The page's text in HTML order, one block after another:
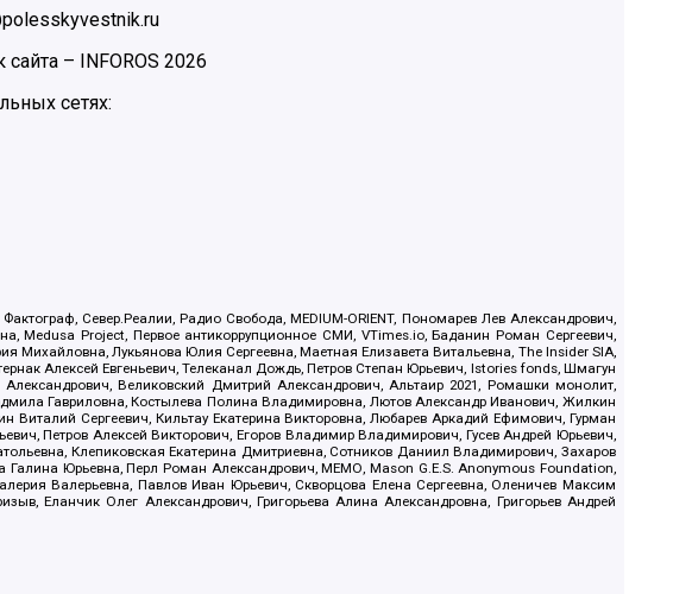
сайта – INFOROS 2026
сетях:
Север.Реалии, Радио Свобода, MEDIUM-ORIENT, Пономарев Лев Александрович,
Medusa Project, Первое антикоррупционное СМИ, VTimes.io, Баданин Роман Сергеевич,
Лукьянова Юлия Сергеевна, Маетная Елизавета Витальевна, The Insider SIA,
Алексей Евгеньевич, Телеканал Дождь, Петров Степан Юрьевич, Istories fonds, Шмагун
Великовский Дмитрий Александрович, Альтаир 2021, Ромашки монолит,
Гавриловна, Костылева Полина Владимировна, Лютов Александр Иванович, Жилкин
Сергеевич, Кильтау Екатерина Викторовна, Любарев Аркадий Ефимович, Гурман
Петров Алексей Викторович, Егоров Владимир Владимирович, Гусев Андрей Юрьевич,
Клепиковская Екатерина Дмитриевна, Сотников Даниил Владимирович, Захаров
Галина Юрьевна, Перл Роман Александрович, МЕМО, Mason G.E.S. Anonymous Foundation,
Валерьевна, Павлов Иван Юрьевич, Скворцова Елена Сергеевна, Оленичев Максим
Еланчик Олег Александрович, Григорьева Алина Александровна, Григорьев Андрей